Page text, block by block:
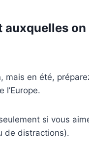
auxquelles on
mais en été,
si vous
de distractions).